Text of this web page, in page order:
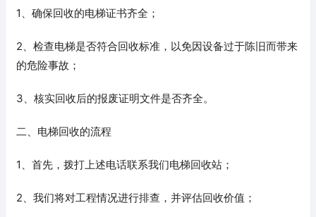
1、确保回收的电梯证书齐全；
2、检查电梯是否符合回收标准，以免因设备过于陈旧而带来
的危险事故；
3、核实回收后的报废证明文件是否齐全。
二、电梯回收的流程
1、首先，拨打上述电话联系我们电梯回收站；
2、我们将对工程情况进行排查，并评估回收价值；